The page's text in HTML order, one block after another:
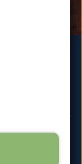
Gode til gæster eller
gaver